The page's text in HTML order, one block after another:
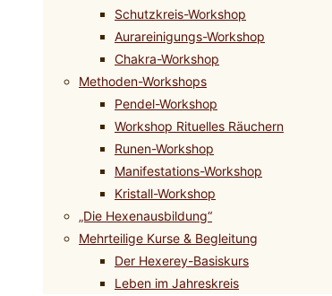
Schutzkreis-Workshop
Aurareinigungs-Workshop
Chakra-Workshop
Methoden-Workshops
Pendel-Workshop
Workshop Rituelles Räuchern
Runen-Workshop
Manifestations-Workshop
Kristall-Workshop
„Die Hexenausbildung“
Mehrteilige Kurse & Begleitung
Der Hexerey-Basiskurs
Leben im Jahreskreis